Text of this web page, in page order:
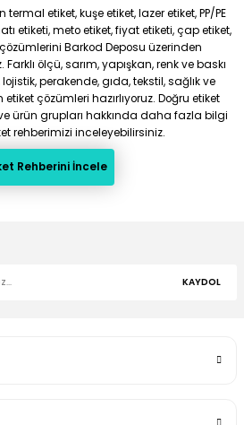
etiket, kuşe etiket, lazer etiket, PP/PE
etiketi, meto etiket, fiyat etiketi, çap etiket,
çözümlerini Barkod Deposu üzerinden
ölçü, sarım, yapışkan, renk ve baskı
perakende, gıda, tekstil, sağlık ve
çözümleri hazırlıyoruz. Doğru etiket
ürün grupları hakkında daha fazla bilgi
rehberimizi inceleyebilirsiniz.
Rehberini İncele
KAYDOL